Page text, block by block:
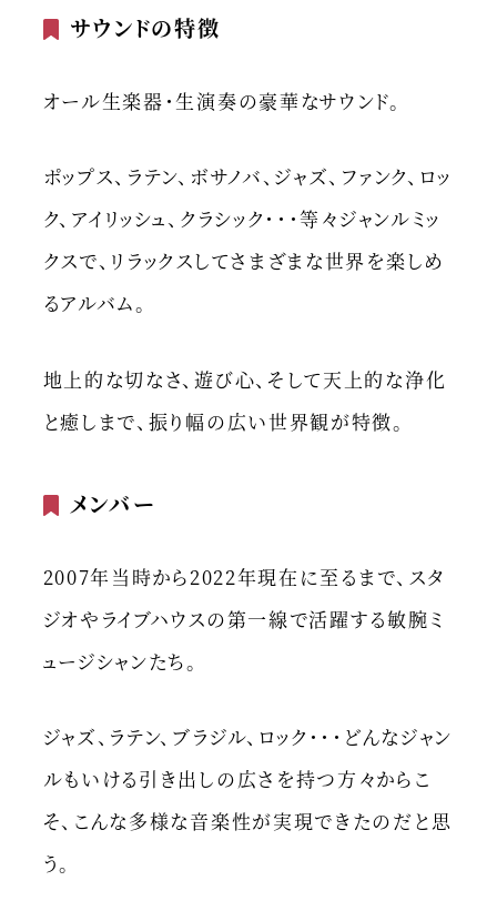
サウンドの特徴
オール生楽器・生演奏の豪華なサウンド。
ポップス、ラテン、ボサノバ、ジャズ、ファンク、ロッ
ク、アイリッシュ、クラシック・・・等々ジャンルミッ
クスで、リラックスしてさまざまな世界を楽しめ
るアルバム。
地上的な切なさ、遊び心、そして天上的な浄化
と癒しまで、振り幅の広い世界観が特徴。
メンバー
2007年当時から2022年現在に至るまで、スタ
ジオやライブハウスの第一線で活躍する敏腕ミ
ュージシャンたち。
ジャズ、ラテン、ブラジル、ロック・・・どんなジャン
ルもいける引き出しの広さを持つ方々からこ
そ、こんな多様な音楽性が実現できたのだと思
う。